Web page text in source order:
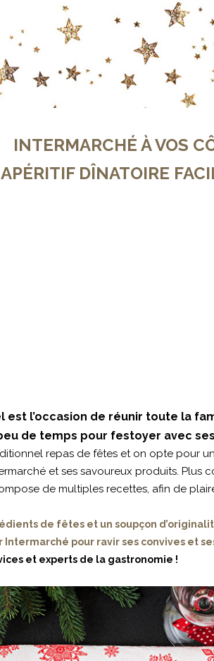
INTERMARCHÉ À VOS
DÎNATOIRE
est l’occasion de réunir toute la
de temps pour festoyer avec
repas de fêtes et on opte pour
et ses savoureux produits. Plus
de multiples recettes, afin de
de fêtes et un soupçon
Intermarché pour ravir ses convives et
et experts de la gastronomie !